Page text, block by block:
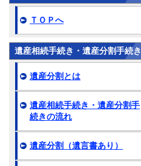
ＴＯＰへ
遺産相続手続き・遺産分割手続き
遺産分割とは
遺産相続手続き・遺産分割手
続きの流れ
遺産分割（遺言書あり）